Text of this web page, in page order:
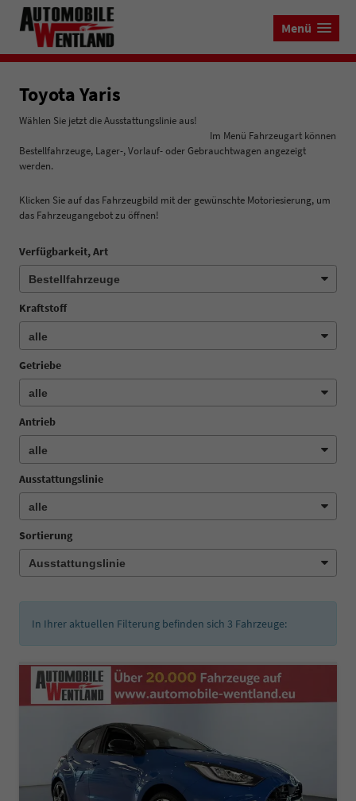
Menü
Toyota Yaris
Wählen Sie jetzt die Ausstattungslinie aus!
Im Menü Fahrzeugart können
Bestellfahrzeuge, Lager-, Vorlauf- oder Gebrauchtwagen angezeigt
werden.
Klicken Sie auf das Fahrzeugbild mit der gewünschte Motoriesierung, um
das Fahrzeugangebot zu öffnen!
Verfügbarkeit, Art
Kraftstoff
Getriebe
Antrieb
Ausstattungslinie
Sortierung
In Ihrer aktuellen Filterung befinden sich 3 Fahrzeuge: